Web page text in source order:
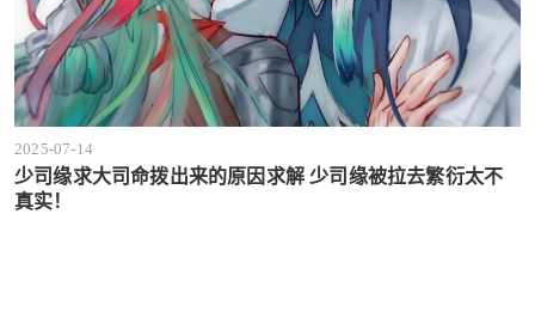
2025-07-14
少司缘求大司命拨出来的原因求解 少司缘被拉去繁衍太不
真实！